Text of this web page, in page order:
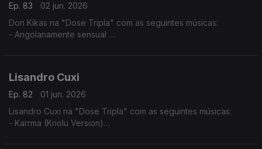
Ep. 83
02 jun. 2026
Don Kikas na "Dose Tripla" com as seguintes músicas:
- Angolanamente sensual
Lisandro Cuxi
Ep. 82
01 jun. 2026
Lisandro Cuxi na "Dose Tripla" com as seguintes músicas:
- Karrma (Kriolu Version)